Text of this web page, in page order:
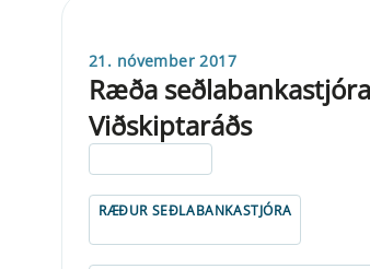
21. nóvember 2017
Ræða
Viðskiptaráðs
RÆÐUR SEÐLABANKASTJÓRA